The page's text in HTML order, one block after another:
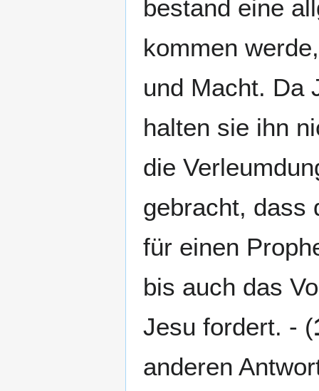
bestand eine
kommen
und Macht. Da
halten sie ihn
die
gebracht, dass
für einen
bis auch das
Jesu fordert. - (
anderen